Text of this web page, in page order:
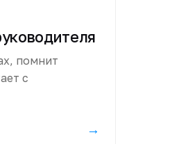
помнит
с
→